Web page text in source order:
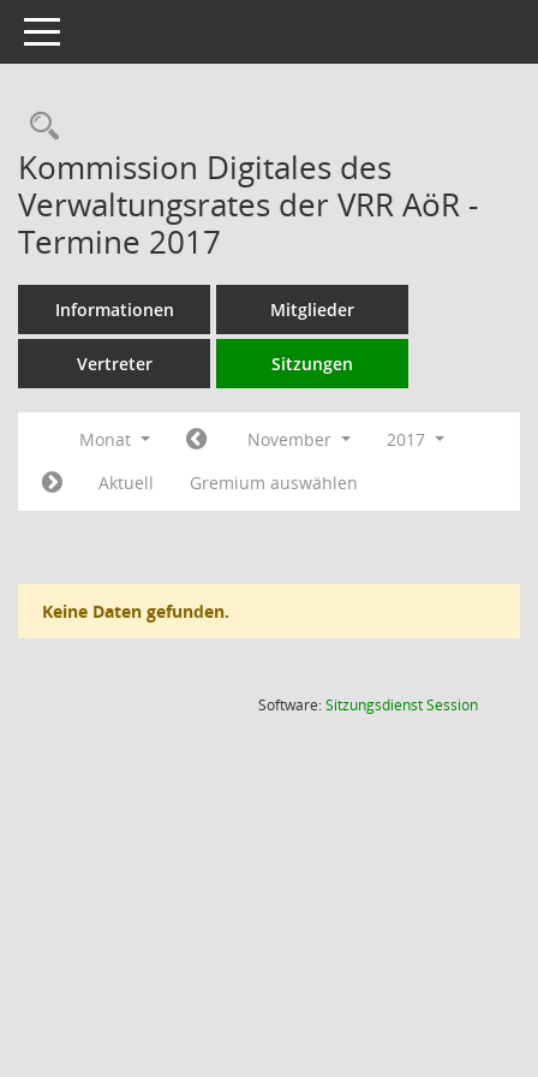
Toggle navigation
Rechercheauswahl
Kommission Digitales des
Verwaltungsrates der VRR AöR -
Termine 2017
Informationen Mitglieder
Vertreter Sitzungen
Monat November
2017
Aktuell
Gremium auswählen
Keine Daten gefunden.
Software:SitzungsdienstSession(Wird in